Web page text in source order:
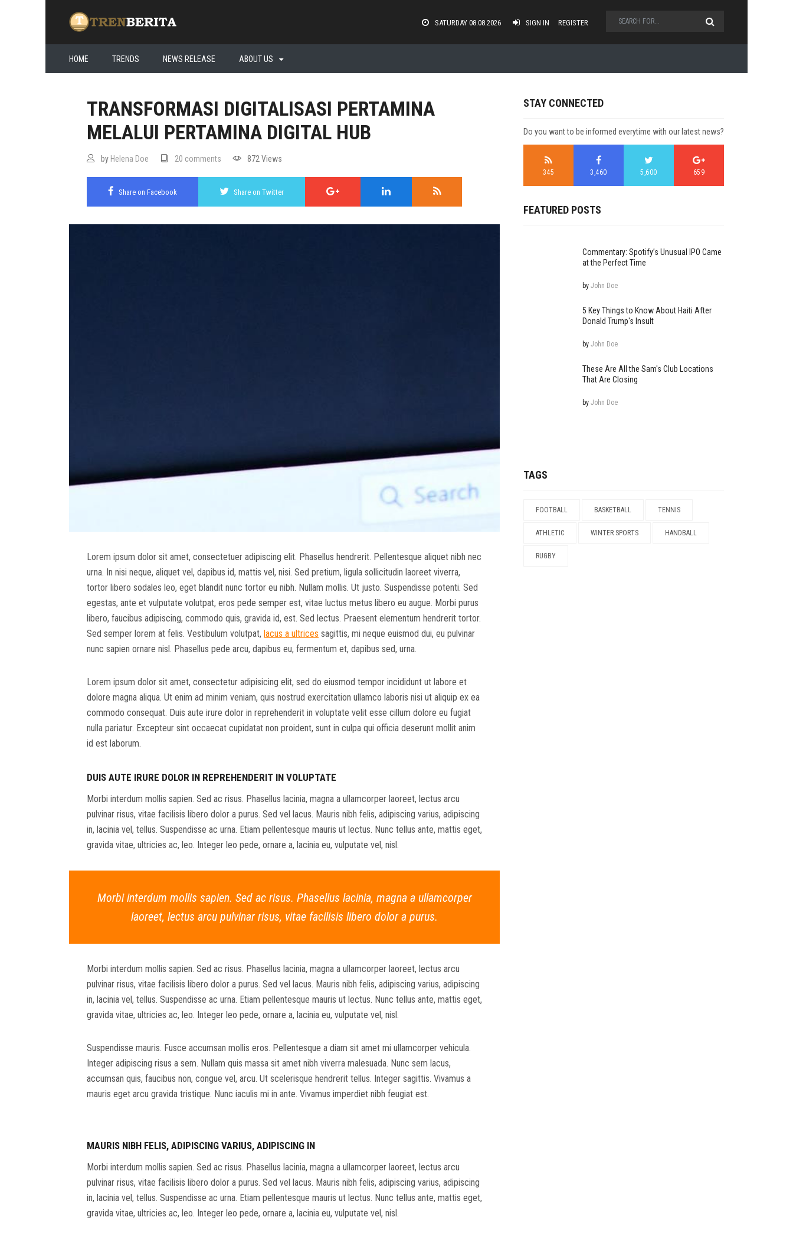
SATURDAY 08.08.2026 SIGN IN REGISTER
HOME TRENDS NEWS RELEASE ABOUT US
TRANSFORMASI DIGITALISASI PERTAMINA
MELALUI PERTAMINA DIGITAL HUB
by Helena Doe 20 comments 872 Views
Share on Facebook Share on Twitter
Lorem ipsum dolor sit amet, consectetuer adipiscing elit. Phasellus hendrerit. Pellentesque aliquet nibh nec
urna. In nisi neque, aliquet vel, dapibus id, mattis vel, nisi. Sed pretium, ligula sollicitudin laoreet viverra,
tortor libero sodales leo, eget blandit nunc tortor eu nibh. Nullam mollis. Ut justo. Suspendisse potenti. Sed
egestas, ante et vulputate volutpat, eros pede semper est, vitae luctus metus libero eu augue. Morbi purus
libero, faucibus adipiscing, commodo quis, gravida id, est. Sed lectus. Praesent elementum hendrerit tortor.
Sed semper lorem at felis. Vestibulum volutpat, lacus a ultrices sagittis, mi neque euismod dui, eu pulvinar
nunc sapien ornare nisl. Phasellus pede arcu, dapibus eu, fermentum et, dapibus sed, urna.
Lorem ipsum dolor sit amet, consectetur adipisicing elit, sed do eiusmod tempor incididunt ut labore et
dolore magna aliqua. Ut enim ad minim veniam, quis nostrud exercitation ullamco laboris nisi ut aliquip ex ea
commodo consequat. Duis aute irure dolor in reprehenderit in voluptate velit esse cillum dolore eu fugiat
nulla pariatur. Excepteur sint occaecat cupidatat non proident, sunt in culpa qui officia deserunt mollit anim
id est laborum.
DUIS AUTE IRURE DOLOR IN REPREHENDERIT IN VOLUPTATE
Morbi interdum mollis sapien. Sed ac risus. Phasellus lacinia, magna a ullamcorper laoreet, lectus arcu
pulvinar risus, vitae facilisis libero dolor a purus. Sed vel lacus. Mauris nibh felis, adipiscing varius, adipiscing
in, lacinia vel, tellus. Suspendisse ac urna. Etiam pellentesque mauris ut lectus. Nunc tellus ante, mattis eget,
gravida vitae, ultricies ac, leo. Integer leo pede, ornare a, lacinia eu, vulputate vel, nisl.
Morbi interdum mollis sapien. Sed ac risus. Phasellus lacinia, magna a ullamcorper
laoreet, lectus arcu pulvinar risus, vitae facilisis libero dolor a purus.
Morbi interdum mollis sapien. Sed ac risus. Phasellus lacinia, magna a ullamcorper laoreet, lectus arcu
pulvinar risus, vitae facilisis libero dolor a purus. Sed vel lacus. Mauris nibh felis, adipiscing varius, adipiscing
in, lacinia vel, tellus. Suspendisse ac urna. Etiam pellentesque mauris ut lectus. Nunc tellus ante, mattis eget,
gravida vitae, ultricies ac, leo. Integer leo pede, ornare a, lacinia eu, vulputate vel, nisl.
Suspendisse mauris. Fusce accumsan mollis eros. Pellentesque a diam sit amet mi ullamcorper vehicula.
Integer adipiscing risus a sem. Nullam quis massa sit amet nibh viverra malesuada. Nunc sem lacus,
accumsan quis, faucibus non, congue vel, arcu. Ut scelerisque hendrerit tellus. Integer sagittis. Vivamus a
mauris eget arcu gravida tristique. Nunc iaculis mi in ante. Vivamus imperdiet nibh feugiat est.
MAURIS NIBH FELIS, ADIPISCING VARIUS, ADIPISCING IN
Morbi interdum mollis sapien. Sed ac risus. Phasellus lacinia, magna a ullamcorper laoreet, lectus arcu
pulvinar risus, vitae facilisis libero dolor a purus. Sed vel lacus. Mauris nibh felis, adipiscing varius, adipiscing
in, lacinia vel, tellus. Suspendisse ac urna. Etiam pellentesque mauris ut lectus. Nunc tellus ante, mattis eget,
gravida vitae, ultricies ac, leo. Integer leo pede, ornare a, lacinia eu, vulputate vel, nisl.
STAY CONNECTED
Do you want to be informed everytime with our latest news?
345 3,460 5,600 659
FEATURED POSTS
WINTER SPORTS
SKI ALPINE FINAL IN AUSTRIA
Commentary: Spotify’s Unusual IPO Came
at the Perfect Time
by John Doe
5 Key Things to Know About Haiti After
Donald Trump's Insult
by John Doe
These Are All the Sam's Club Locations
That Are Closing
by John Doe
TAGS
FOOTBALL BASKETBALL TENNIS
ATHLETIC WINTER SPORTS HANDBALL
RUGBY